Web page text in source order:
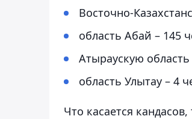
Восточно-
область Абай – 145
Атыраускую область
область Улытау – 4
Что касается